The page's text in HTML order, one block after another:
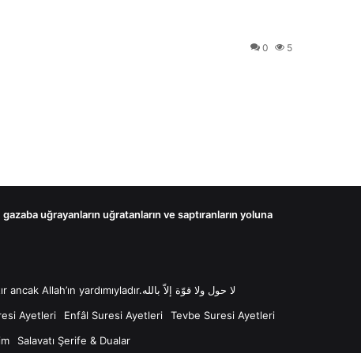
0 5
uğrayanların uğratanların ve saptıranların yoluna
لا حول ولا قوّة إلاّ بالله “Lâ havle ve lâ kuvvete illâ billâh Güç ve kuvvet her türlü değişim ve gücün kaynağı sadece Allah'tır ancak Allah’ın yardımıyladır.لا حول ولا قوّة إلاّ بالله
Ayetleri Enfâl Suresi Ayetleri
Tevbe Suresi Ayetleri
Salavatı Şerife & Dualar